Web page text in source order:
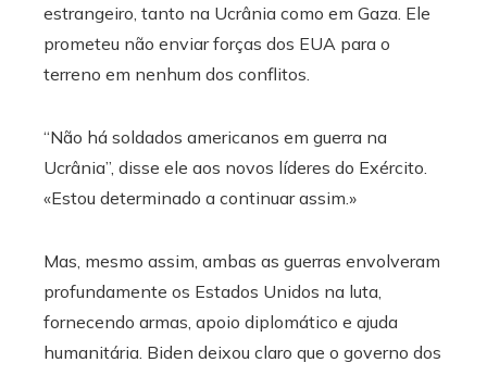
estrangeiro, tanto na Ucrânia como em Gaza. Ele
prometeu não enviar forças dos EUA para o
terreno em nenhum dos conflitos.
“Não há soldados americanos em guerra na
Ucrânia”, disse ele aos novos líderes do Exército.
«Estou determinado a continuar assim.»
Mas, mesmo assim, ambas as guerras envolveram
profundamente os Estados Unidos na luta,
fornecendo armas, apoio diplomático e ajuda
humanitária. Biden deixou claro que o governo dos